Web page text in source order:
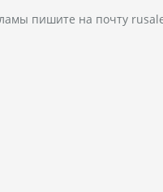
пишите на почту